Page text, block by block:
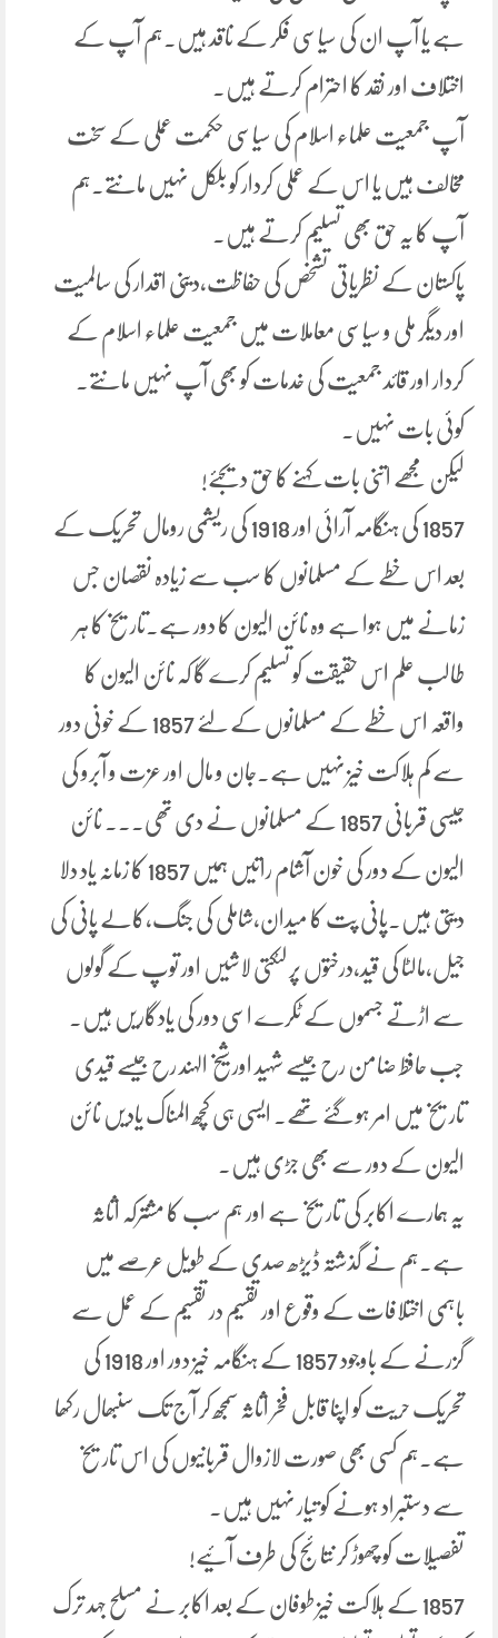
ہے یا آپ ان کی سیاسی فکر کے ناقد ہیں۔ہم آپ کے
اختلاف اور نقد کا احترام کرتے ہیں۔
آپ جمعیت علماء اسلام کی سیاسی حکمت عملی کے سخت
مخالف ہیں یا اس کے عملی کردار کو بلکل نہیں مانتے۔ہم
آپ کا یہ حق بھی تسلیم کرتے ہیں۔
پاکستان کے نظریاتی تشخص کی حفاظت،دینی اقدار کی سالمیت
اور دیگر ملی و سیاسی معاملات میں جمعیت علماء اسلام کے
کردار اور قائد جمعیت کی خدمات کو بھی آپ نہیں مانتے۔
کوئی بات نہیں۔
لیکن مجھے اتنی بات کہنے کا حق دیجئے!
1857 کی ہنگامہ آرائی اور 1918 کی ریشمی رومال تحریک کے
بعد اس خطے کے مسلمانوں کا سب سے زیادہ نقصان جس
زمانے میں ہوا ہے وہ نائن الیون کا دور ہے۔تاریخ کا ہر
طالب علم اس حقیقت کو تسلیم کرے گا کہ نائن الیون کا
واقعہ اس خطے کے مسلمانوں کے لئے 1857 کے خونی دور
سے کم ہلاکت خیز نہیں ہے۔جان و مال اور عزت و آبرو کی
جیسی قربانی 1857 کے مسلمانوں نے دی تھی۔۔۔ نائن
الیون کے دور کی خون آشام راتیں ہمیں 1857 کا زمانہ یاد دلا
دیتی ہیں۔پانی پت کا میدان،شاملی کی جنگ،کالے پانی کی
جیل،مالٹا کی قید،درختوں پر لٹکتی لاشیں اور توپ کے گولوں
سے اڑتے جسموں کے ٹکرے اسی دور کی یادگاریں ہیں۔
جب حافظ ضامن رح جیسے شہید اور شیخ الہند رح جیسے قیدی
تاریخ میں امر ہو گئے تھے۔ ایسی ہی کچھ المناک یادیں نائن
الیون کے دور سے بھی جڑی ہیں۔
یہ ہمارے اکابر کی تاریخ ہے اور ہم سب کا مشترکہ اثاثہ
ہے۔ہم نے گذشتہ ڈیڑھ صدی کے طویل عرصے میں
باہمی اختلافات کے وقوع اور تقسیم در تقسیم کے عمل سے
گزرنے کے باوجود 1857 کے ہنگامہ خیز دور اور 1918 کی
تحریک حریت کو اپنا قابل فخر اثاثہ سمجھ کر آج تک سنبھال رکھا
ہے۔ہم کسی بھی صورت لازوال قربانیوں کی اس تاریخ
سے دستبراد ہونے کو تیار نہیں ہیں۔
تفصیلات کو چھوڑ کر نتائج کی طرف آئیے!
1857 کے ہلاکت خیز طوفان کے بعد اکابر نے مسلح جہد ترک